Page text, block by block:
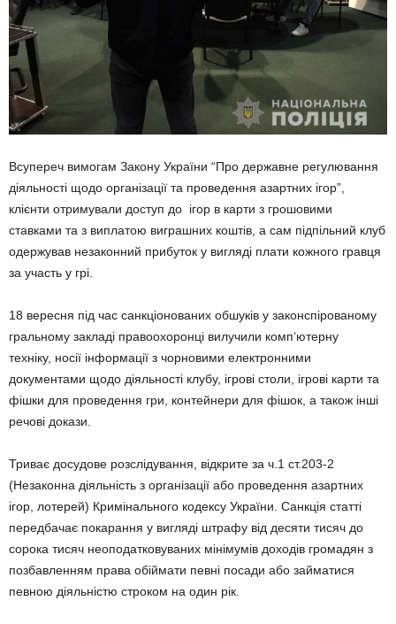
Всупереч вимогам Закону України “Про державне регулювання
діяльності щодо організації та проведення азартних ігор”,
клієнти отримували доступ до ігор в карти з грошовими
ставками та з виплатою виграшних коштів, а сам підпільний клуб
одержував незаконний прибуток у вигляді плати кожного гравця
за участь у грі.
18 вересня під час санкціонованих обшуків у законспірованому
гральному закладі правоохоронці вилучили комп‘ютерну
техніку, носії інформації з чорновими електронними
документами щодо діяльності клубу, ігрові столи, ігрові карти та
фішки для проведення гри, контейнери для фішок, а також інші
речові докази.
Триває досудове розслідування, відкрите за ч.1 ст.203-2
(Незаконна діяльність з організації або проведення азартних
ігор, лотерей) Кримінального кодексу України. Санкція статті
передбачає покарання у вигляді штрафу від десяти тисяч до
сорока тисяч неоподатковуваних мінімумів доходів громадян з
позбавленням права обіймати певні посади або займатися
певною діяльністю строком на один рік.